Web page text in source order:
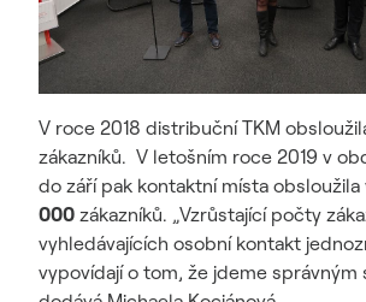
V roce 2018 distribuční TKM
zákazníků. V letošním roce 2019 v
do září pak kontaktní místa obsloužila
000 zákazníků. „Vzrůstající počty
vyhledávajících osobní kontakt
vypovídají o tom, že jdeme správným